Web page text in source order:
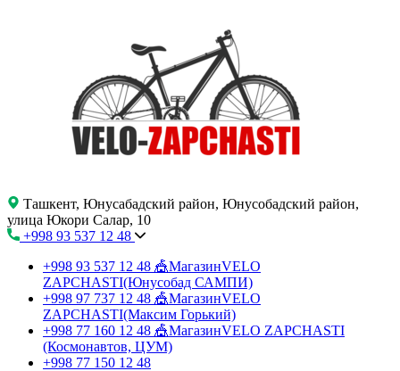
Ташкент, Юнусабадский район, Юнусобадский район,
улица Юкори Салар, 10
+998 93 537 12 48
+998 93 537 12 48 🎪МагазинVELO
ZAPCHASTI(Юнусобад САМПИ)
+998 97 737 12 48 🎪МагазинVELO
ZAPCHASTI(Максим Горький)
+998 77 160 12 48 🎪МагазинVELO ZAPCHASTI
(Космонавтов, ЦУМ)
+998 77 150 12 48